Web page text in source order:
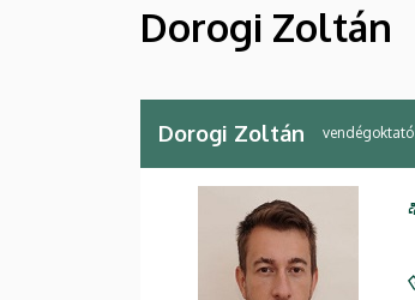
Dorogi Zoltán
Dorogi Zoltán vendégoktató